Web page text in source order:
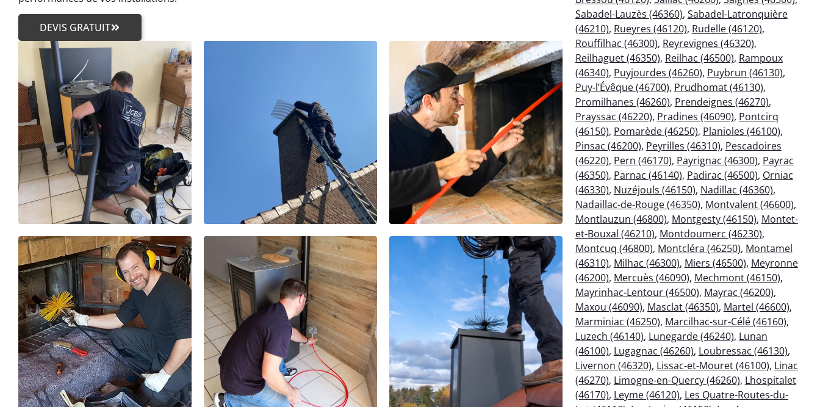
DEVIS GRATUIT
Sabadel-Lauzès (46360), Sabadel-Latronquière
(46210), Rueyres (46120), Rudelle (46120),
Rouffilhac (46300), Reyrevignes (46320),
Reilhaguet (46350), Reilhac (46500), Rampoux
(46340), Puyjourdes (46260), Puybrun (46130),
Puy-l’Évêque (46700), Prudhomat (46130),
Promilhanes (46260), Prendeignes (46270),
Prayssac (46220), Pradines (46090), Pontcirq
(46150), Pomarède (46250), Planioles (46100),
Pinsac (46200), Peyrilles (46310), Pescadoires
(46220), Pern (46170), Payrignac (46300), Payrac
(46350), Parnac (46140), Padirac (46500), Orniac
(46330), Nuzéjouls (46150), Nadillac (46360),
Nadaillac-de-Rouge (46350), Montvalent (46600),
Montlauzun (46800), Montgesty (46150), Montet-
et-Bouxal (46210), Montdoumerc (46230),
Montcuq (46800), Montcléra (46250), Montamel
(46310), Milhac (46300), Miers (46500), Meyronne
(46200), Mercuès (46090), Mechmont (46150),
Mayrinhac-Lentour (46500), Mayrac (46200),
Maxou (46090), Masclat (46350), Martel (46600),
Marminiac (46250), Marcilhac-sur-Célé (46160),
Luzech (46140), Lunegarde (46240), Lunan
(46100), Lugagnac (46260), Loubressac (46130),
Livernon (46320), Lissac-et-Mouret (46100), Linac
(46270), Limogne-en-Quercy (46260), Lhospitalet
(46170), Leyme (46120), Les Quatre-Routes-du-